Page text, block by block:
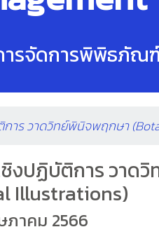
ารจัดการพิพิธภัณ
าร วาดวิทย์พินิจพฤกษา
ชิงปฏิบัติการ วาด
Illustrations)
าคม 2566